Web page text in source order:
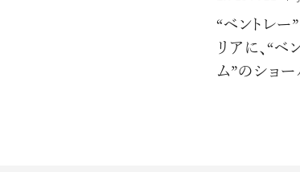
“ベントレー
リアに、“ベ
ム”のショ